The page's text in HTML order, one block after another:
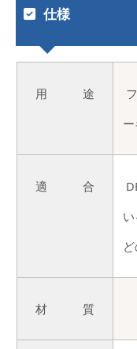
仕様
用 途
適 合
材 質